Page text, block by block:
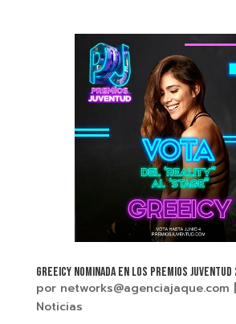
GREEICY NOMINADA EN LOS PREMIOS
por networks@agenciajaque.com
Noticias